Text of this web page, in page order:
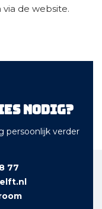
de website.
nodig?
persoonlijk verder
77